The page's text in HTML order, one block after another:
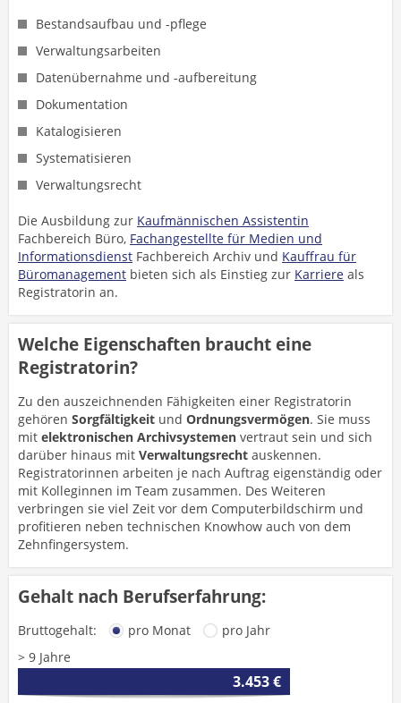
Bestandsaufbau und -pflege
Verwaltungsarbeiten
Datenübernahme und -aufbereitung
Dokumentation
Katalogisieren
Systematisieren
Verwaltungsrecht
Die Ausbildung zur Kaufmännischen Assistentin
Fachbereich Büro, Fachangestellte für Medien und
Informationsdienst Fachbereich Archiv und Kauffrau für
Büromanagement bieten sich als Einstieg zur Karriere als
Registratorin an.
Welche Eigenschaften braucht eine
Registratorin?
Zu den auszeichnenden Fähigkeiten einer Registratorin
gehören Sorgfältigkeit und Ordnungsvermögen. Sie muss
mit elektronischen Archivsystemen vertraut sein und sich
darüber hinaus mit Verwaltungsrecht auskennen.
Registratorinnen arbeiten je nach Auftrag eigenständig oder
mit Kolleginnen im Team zusammen. Des Weiteren
verbringen sie viel Zeit vor dem Computerbildschirm und
profitieren neben technischen Knowhow auch von dem
Zehnfingersystem.
Gehalt nach Berufserfahrung:
Bruttogehalt: pro Monat
pro Jahr
> 9 Jahre
3.453 €